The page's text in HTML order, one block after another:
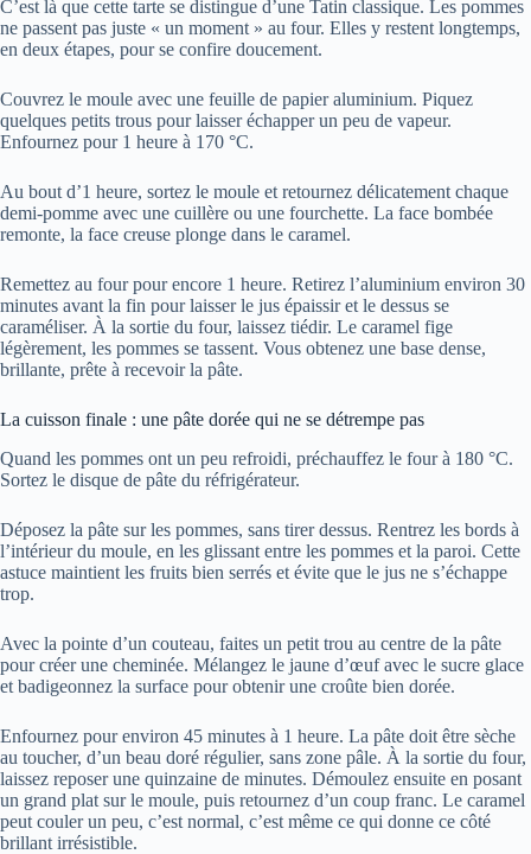
C’est là que cette tarte se distingue d’une Tatin classique. Les pommes
ne passent pas juste « un moment » au four. Elles y restent longtemps,
en deux étapes, pour se confire doucement.
Couvrez le moule avec une feuille de papier aluminium. Piquez
quelques petits trous pour laisser échapper un peu de vapeur.
Enfournez pour 1 heure à 170 °C.
Au bout d’1 heure, sortez le moule et retournez délicatement chaque
demi-pomme avec une cuillère ou une fourchette. La face bombée
remonte, la face creuse plonge dans le caramel.
Remettez au four pour encore 1 heure. Retirez l’aluminium environ 30
minutes avant la fin pour laisser le jus épaissir et le dessus se
caraméliser. À la sortie du four, laissez tiédir. Le caramel fige
légèrement, les pommes se tassent. Vous obtenez une base dense,
brillante, prête à recevoir la pâte.
La cuisson finale : une pâte dorée qui ne se détrempe pas
Quand les pommes ont un peu refroidi, préchauffez le four à 180 °C.
Sortez le disque de pâte du réfrigérateur.
Déposez la pâte sur les pommes, sans tirer dessus. Rentrez les bords à
l’intérieur du moule, en les glissant entre les pommes et la paroi. Cette
astuce maintient les fruits bien serrés et évite que le jus ne s’échappe
trop.
Avec la pointe d’un couteau, faites un petit trou au centre de la pâte
pour créer une cheminée. Mélangez le jaune d’œuf avec le sucre glace
et badigeonnez la surface pour obtenir une croûte bien dorée.
Enfournez pour environ 45 minutes à 1 heure. La pâte doit être sèche
au toucher, d’un beau doré régulier, sans zone pâle. À la sortie du four,
laissez reposer une quinzaine de minutes. Démoulez ensuite en posant
un grand plat sur le moule, puis retournez d’un coup franc. Le caramel
peut couler un peu, c’est normal, c’est même ce qui donne ce côté
brillant irrésistible.